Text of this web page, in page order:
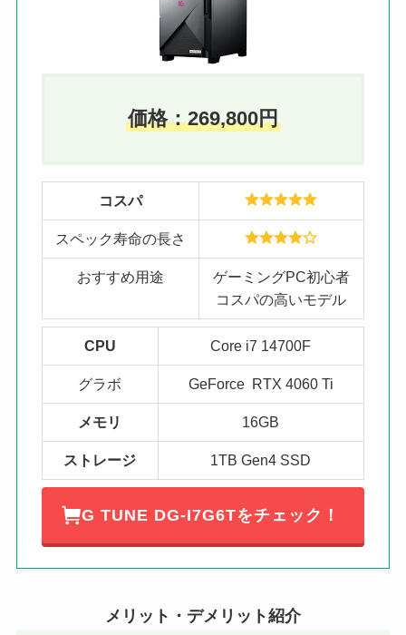
価格：269,800円
コスパ
スペック寿命の長さ
おすすめ用途
ゲーミングPC初心者
コスパの高いモデル
CPU Core i7 14700F
グラボ GeForce RTX 4060 Ti
メモリ 16GB
ストレージ 1TB Gen4 SSD
G TUNE DG-I7G6Tをチェック！
メリット・デメリット紹介